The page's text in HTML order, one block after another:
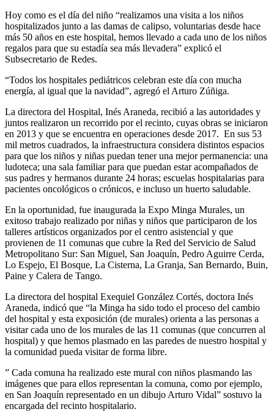
Hoy como es el día del niño “realizamos una visita a los niños
hospitalizados junto a las damas de calipso, voluntarias desde hace
más 50 años en este hospital, hemos llevado a cada uno de los niños
regalos para que su estadía sea más llevadera” explicó el
Subsecretario de Redes.
“Todos los hospitales pediátricos celebran este día con mucha
energía, al igual que la navidad”, agregó el Arturo Zúñiga.
La directora del Hospital, Inés Araneda, recibió a las autoridades y
juntos realizaron un recorrido por el recinto, cuyas obras se iniciaron
en 2013 y que se encuentra en operaciones desde 2017. En sus 53
mil metros cuadrados, la infraestructura considera distintos espacios
para que los niños y niñas puedan tener una mejor permanencia: una
ludoteca; una sala familiar para que puedan estar acompañados de
sus padres y hermanos durante 24 horas; escuelas hospitalarias para
pacientes oncológicos o crónicos, e incluso un huerto saludable.
En la oportunidad, fue inaugurada la Expo Minga Murales, un
exitoso trabajo realizado por niñas y niños que participaron de los
talleres artísticos organizados por el centro asistencial y que
provienen de 11 comunas que cubre la Red del Servicio de Salud
Metropolitano Sur: San Miguel, San Joaquín, Pedro Aguirre Cerda,
Lo Espejo, El Bosque, La Cisterna, La Granja, San Bernardo, Buin,
Paine y Calera de Tango.
La directora del hospital Exequiel González Cortés, doctora Inés
Araneda, indicó que “la Minga ha sido todo el proceso del cambio
del hospital y esta exposición (de murales) orienta a las personas a
visitar cada uno de los murales de las 11 comunas (que concurren al
hospital) y que hemos plasmado en las paredes de nuestro hospital y
la comunidad pueda visitar de forma libre.
” Cada comuna ha realizado este mural con niños plasmando las
imágenes que para ellos representan la comuna, como por ejemplo,
en San Joaquín representado en un dibujo Arturo Vidal” sostuvo la
encargada del recinto hospitalario.